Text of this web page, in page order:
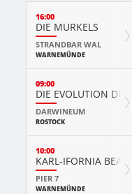
16:00
DIE MURKELS
STRANDBAR WAL
WARNEMÜNDE
09:00
DIE EVOLUTION DER
DARWINEUM
ROSTOCK
10:00
KARL-IFORNIA
PIER 7
WARNEMÜNDE